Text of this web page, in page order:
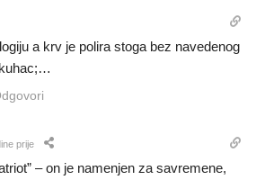
a krv je polira stoga bez navedenog
prije
– on je namenjen za savremene,